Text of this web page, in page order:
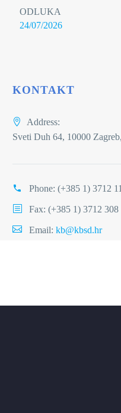
ODLUKA
24/07/2026
KONTAKT
Address:
Sveti Duh 64, 10000
Phone: (+385 1) 3712
Fax: (+385 1) 3712 308
Email: kb@kbsd.hr